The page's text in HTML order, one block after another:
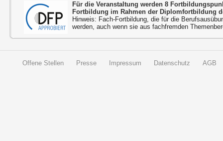
Für die Veranstaltung werden 8
Fortbildung im Rahmen der Diplomfortbildung
Hinweis: Fach-Fortbildung, die für die
werden, auch wenn sie aus fachfremden
Offene Stellen Presse Impressum Datenschutz AGB